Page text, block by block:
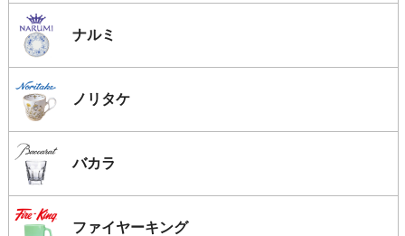
ナルミ
ノリタケ
バカラ
ファイヤーキング